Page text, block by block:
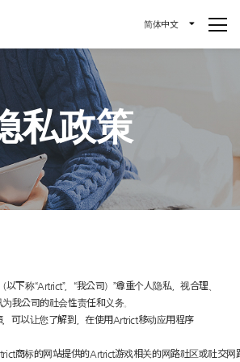
简体中文
私政策
下称“Artrict”，“我公司）”尊重个人隐私，视合理、
我公司的社会性责任和义务。
可以让您了解到，在使用Artrict移动应用程序
商标的网站提供的Artrict游戏相关的网路社区或社交网